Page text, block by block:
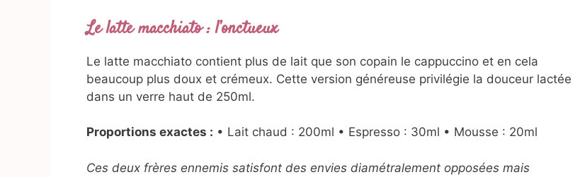
Le latte macchiato : l’onctueux
Le latte macchiato contient plus de lait que son copain le cappuccino et en cela
beaucoup plus doux et crémeux. Cette version généreuse privilégie la douceur lactée
dans un verre haut de 250ml.
Proportions exactes : • Lait chaud : 200ml • Espresso : 30ml • Mousse : 20ml
Ces deux frères ennemis satisfont des envies diamétralement opposées mais